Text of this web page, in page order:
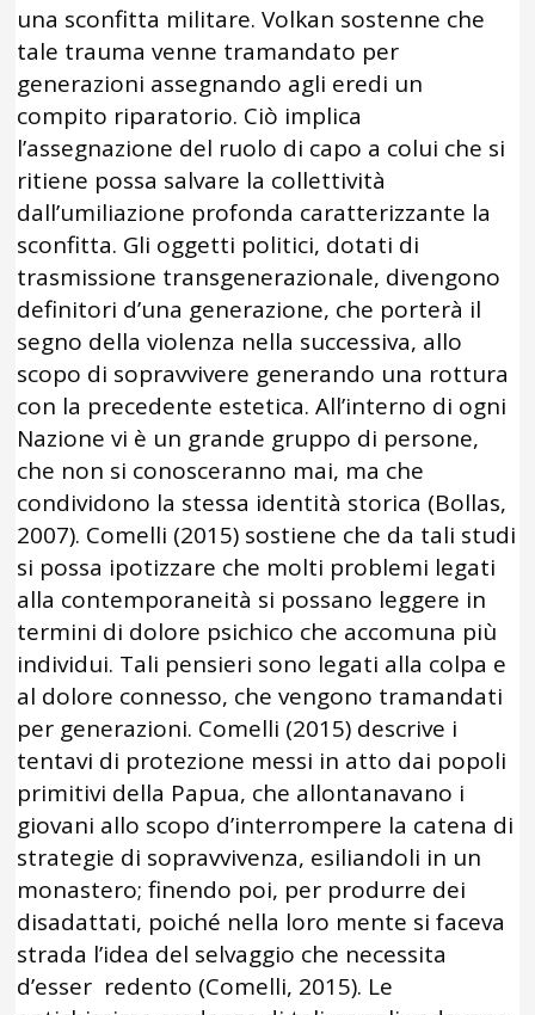
una sconfitta militare. Volkan sostenne che
tale trauma venne tramandato per
generazioni assegnando agli eredi un
compito riparatorio. Ciò implica
l’assegnazione del ruolo di capo a colui che si
ritiene possa salvare la collettività
dall’umiliazione profonda caratterizzante la
sconfitta. Gli oggetti politici, dotati di
trasmissione transgenerazionale, divengono
definitori d’una generazione, che porterà il
segno della violenza nella successiva, allo
scopo di sopravvivere generando una rottura
con la precedente estetica. All’interno di ogni
Nazione vi è un grande gruppo di persone,
che non si conosceranno mai, ma che
condividono la stessa identità storica (Bollas,
2007). Comelli (2015) sostiene che da tali studi
si possa ipotizzare che molti problemi legati
alla contemporaneità si possano leggere in
termini di dolore psichico che accomuna più
individui. Tali pensieri sono legati alla colpa e
al dolore connesso, che vengono tramandati
per generazioni. Comelli (2015) descrive i
tentavi di protezione messi in atto dai popoli
primitivi della Papua, che allontanavano i
giovani allo scopo d’interrompere la catena di
strategie di sopravvivenza, esiliandoli in un
monastero; finendo poi, per produrre dei
disadattati, poiché nella loro mente si faceva
strada l’idea del selvaggio che necessita
d’esser redento (Comelli, 2015). Le